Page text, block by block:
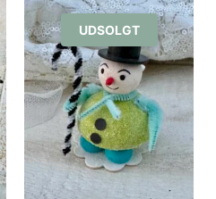
UDSOLGT